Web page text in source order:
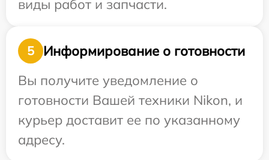
виды работ и запчасти.
5
Информирование о готовности
Вы получите уведомление о
готовности Вашей техники Nikon, и
курьер доставит ее по указанному
адресу.